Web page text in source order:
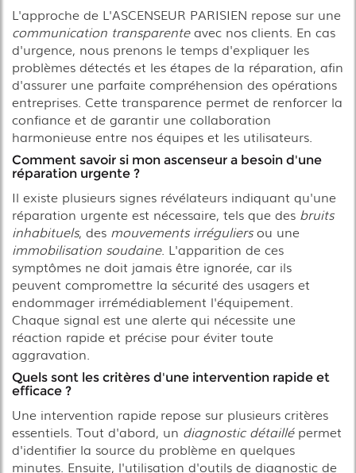
L'approche de L'ASCENSEUR PARISIEN repose sur une
communication transparenteavec nos clients. En cas
d'urgence, nous prenons le temps d'expliquer les
problèmes détectés et les étapes de la réparation, afin
d'assurer une parfaite compréhension des opérations
entreprises. Cette transparence permet de renforcer la
confiance et de garantir une collaboration
harmonieuse entre nos équipes et les utilisateurs.
Comment savoir si mon ascenseur a besoin d'une
réparation urgente ?
Il existe plusieurs signes révélateurs indiquant qu'une
réparation urgente est nécessaire, tels que des bruits
inhabituels, des mouvements irréguliersou une
immobilisation soudaine. L'apparition de ces
symptômes ne doit jamais être ignorée, car ils
peuvent compromettre la sécurité des usagers et
endommager irrémédiablement l'équipement.
Chaque signal est une alerte qui nécessite une
réaction rapide et précise pour éviter toute
aggravation.
Quels sont les critères d'une intervention rapide et
efficace ?
Une intervention rapide repose sur plusieurs critères
essentiels. Tout d'abord, un diagnostic détaillépermet
d'identifier la source du problème en quelques
minutes. Ensuite, l'utilisation d'outils de diagnostic de